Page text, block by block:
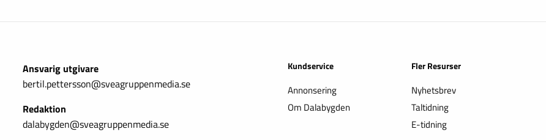
Ansvarig utgivare
bertil.pettersson@sveagruppenmedia.se
Redaktion
dalabygden@sveagruppenmedia.se
Kundservice
Annonsering
Om Dalabygden
Fler Resurser
Nyhetsbrev
Taltidning
E-tidning